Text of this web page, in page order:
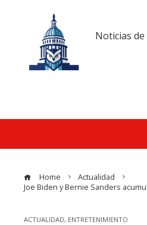
Noticias
Home
Actualidad
Joe Biden y Bernie Sanders
ACTUALIDAD, ENTRETENIMIENTO